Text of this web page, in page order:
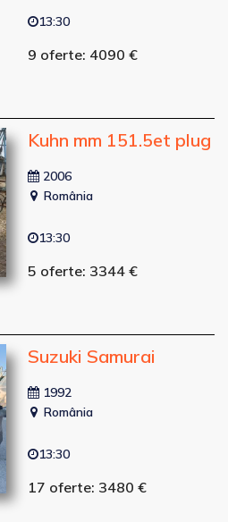
13:30
9 oferte: 4090 €
Kuhn mm 151.5et plug
2006
România
13:30
5 oferte: 3344 €
Suzuki Samurai
1992
România
13:30
17 oferte: 3480 €